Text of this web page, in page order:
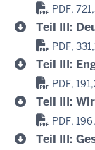
PDF,
Teil III:
PDF,
Teil III:
PDF,
Teil III:
PDF,
Teil III: